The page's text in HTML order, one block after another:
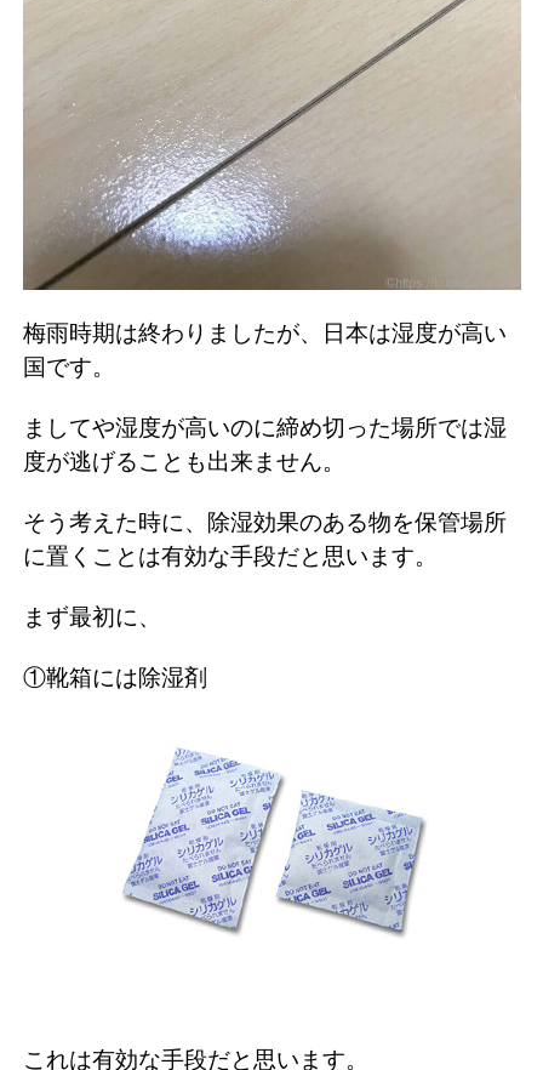
梅雨時期は終わりましたが、日本は湿度が高い
国です。
ましてや湿度が高いのに締め切った場所では湿
度が逃げることも出来ません。
そう考えた時に、除湿効果のある物を保管場所
に置くことは有効な手段だと思います。
まず最初に、
①靴箱には除湿剤
これは有効な手段だと思います。